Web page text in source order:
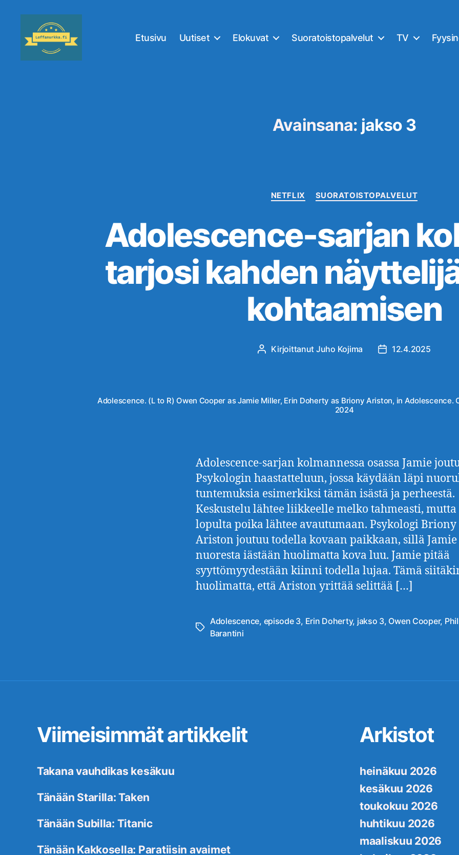
Etusivu Uutiset Elokuvat Suoratoistopalvelut TV
Avainsana: jakso 3
Kategoriat
NETFLIX SUORATOISTOPALVELUT
Adolescence-sarjan
tarjosi kahden
kohtaamisen
Kirjoittaja
Kirjoittanut Juho Kojima Julkaisupäivämäärä
12.4.2025
Adolescence. (L to R) Owen Cooper as Jamie Miller, Erin Doherty as Briony Ariston, in
2024
Adolescence-sarjan kolmannessa osassa Jamie
Psykologin haastatteluun, jossa käydään läpi
tuntemuksia esimerkiksi tämän isästä ja perheestä.
Keskustelu lähtee liikkeelle melko tahmeasti, mutta
lopulta poika lähtee avautumaan. Psykologi Briony
Ariston joutuu todella kovaan paikkaan, sillä Jamie
nuoresta iästään huolimatta kova luu. Jamie pitää
syyttömyydestään kiinni todella lujaa. Tämä
huolimatta, että Ariston yrittää selittää […]
Avainsanat
Adolescence, episode 3, Erin Doherty, jakso 3, Owen Cooper,
Barantini
Viimeisimmät artikkelit
Takana vauhdikas kesäkuu
Tänään Starilla: Taken
Tänään Subilla: Titanic
Tänään Kakkosella: Paratiisin avaimet
Arkistot
heinäkuu 2026
kesäkuu 2026
toukokuu 2026
huhtikuu 2026
maaliskuu 2026